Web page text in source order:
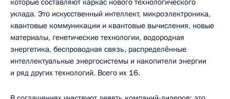
уклада. Это искусственный интеллект, микроэлектроника,
квантовые коммуникации и квантовые вычисления, новые
материалы, генетические технологии, водородная
энергетика, беспроводная связь, распределённые
интеллектуальные энергосистемы и накопители энергии
и ряд других технологий. Всего их 16.